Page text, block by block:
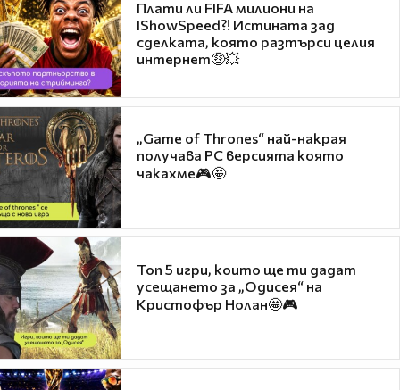
Плати ли FIFA милиони на
IShowSpeed?! Истината зад
сделката, която разтърси целия
интернет🤑💥
„Game of Thrones“ най-накрая
получава PC версията която
чакахме🎮🤩
Топ 5 игри, които ще ти дадат
усещането за „Одисея“ на
Кристофър Нолан🤩🎮